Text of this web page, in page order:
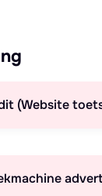
(Website